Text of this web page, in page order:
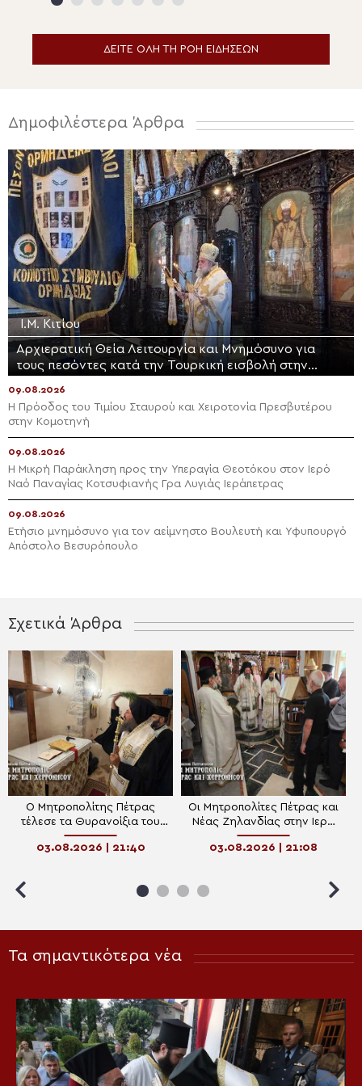
ΔΕΙΤΕ ΟΛΗ ΤΗ ΡΟΗ ΕΙΔΗΣΕΩΝ
Δημοφιλέστερα Άρθρα
Ι.Μ. Κιτίου
Αρχιερατική Θεία Λειτουργία και Μνημόσυνο για
τους πεσόντες κατά την Τουρκική εισβολή στην
09.08.2026
Η Πρόοδος του Τιμίου Σταυρού και Χειροτονία Πρεσβυτέρου
στην Κομοτηνή
09.08.2026
Η Μικρή Παράκληση προς την Υπεραγία Θεοτόκου στον Ιερό
Ναό Παναγίας Κοτσυφιανής Γρα Λυγιάς Ιεράπετρας
09.08.2026
Ετήσιο μνημόσυνο για τον αείμνηστο Bουλευτή και Υφυπουργό
Απόστολο Βεσυρόπουλο
Σχετικά Άρθρα
Ο Μητροπολίτης Πέτρας
τέλεσε τα Θυρανοίξια του
Ιερού Ναού
Μεταμορφώσεως του
03.08.2026 | 21:40
Οι Μητροπολίτες Πέτρας και
Νέας Ζηλανδίας στην Ιερά
Μονή Κουφής Πέτρας
03.08.2026 | 21:08
Τα σημαντικότερα νέα